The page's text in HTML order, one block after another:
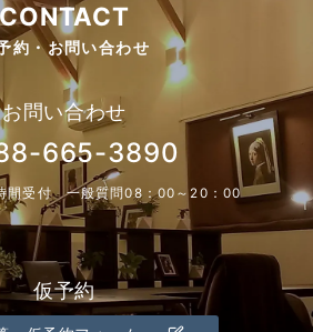
約・お問い合わせ
お問い合わせ
665-3890
間受付 一般質問08：00～20：00
仮予約